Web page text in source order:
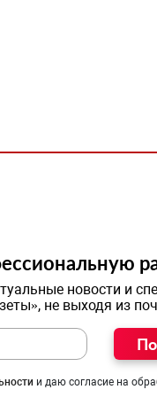
новости и
не выходя из
и даю согласие на